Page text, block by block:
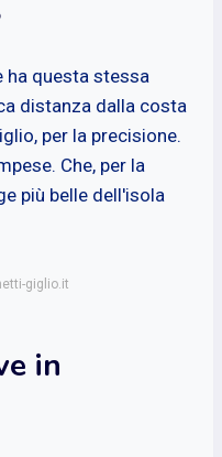
ha questa stessa
distanza dalla costa
per la precisione.
Che, per la
più belle dell'isola
giglio.it
in